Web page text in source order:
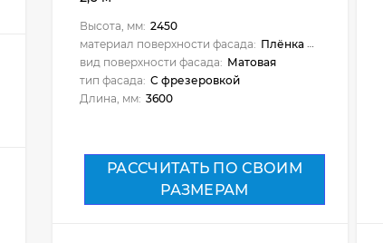
Высота, мм: 2450
материал поверхности фасада: Плёнка ПВХ
вид поверхности фасада: Матовая
тип фасада: С фрезеровкой
Длина, мм: 3600
РАССЧИТАТЬ ПО СВОИМ
РАЗМЕРАМ